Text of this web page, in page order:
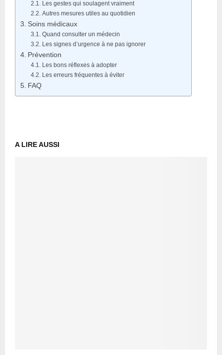
Les gestes qui soulagent vraiment
Autres mesures utiles au quotidien
Soins médicaux
Quand consulter un médecin
Les signes d’urgence à ne pas ignorer
Prévention
Les bons réflexes à adopter
Les erreurs fréquentes à éviter
FAQ
A LIRE AUSSI